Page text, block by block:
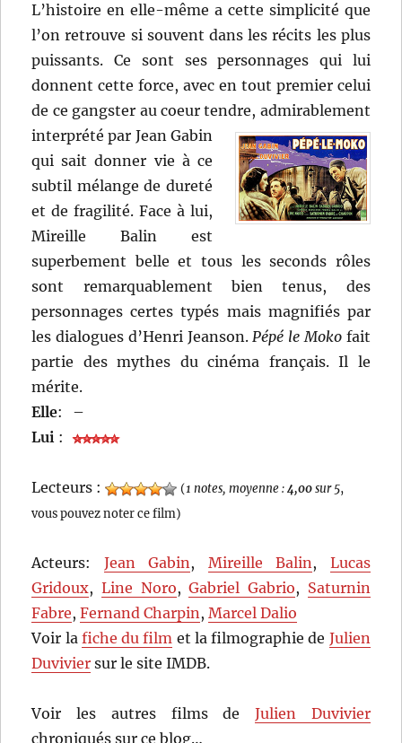
L’histoire en elle-même a cette simplicité que
l’on retrouve si souvent dans les récits les plus
puissants. Ce sont ses personnages qui lui
donnent cette force, avec en tout premier celui
de ce gangster au coeur tendre, admirablement
interprété par Jean Gabin
qui sait donner vie à ce
subtil mélange de dureté
et de fragilité. Face à lui,
Mireille Balin est
superbement belle et tous les seconds rôles
sont remarquablement bien tenus, des
personnages certes typés mais magnifiés par
les dialogues d’Henri Jeanson.Pépé le Mokofait
partie des mythes du cinéma français. Il le
mérite.
Elle:
–
Lui :
Lecteurs : (1 notes, moyenne :4,00sur 5,
vous pouvez noter ce film)
Acteurs: Jean Gabin, Mireille Balin, Lucas
Gridoux, Line Noro,Gabriel Gabrio, Saturnin
Fabre,Fernand Charpin,Marcel Dalio
Voir la fiche du film et la filmographie de Julien
Duvivier sur le site IMDB.
Voir les autres films de Julien Duvivier
chroniqués sur ce blog…